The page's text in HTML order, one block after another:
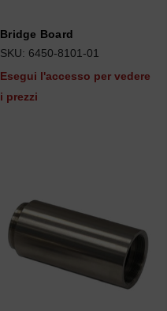
Bridge Board
SKU: 6450-8101-01
Esegui l'accesso per vedere
i prezzi